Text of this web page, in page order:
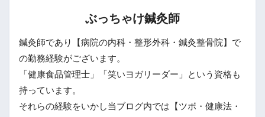
ぶっちゃけ鍼灸師
鍼灸師であり【病院の内科・整形外科・鍼灸整骨院】で
の勤務経験がございます。
「健康食品管理士」「笑いヨガリーダー」という資格も
持っています。
それらの経験をいかし当ブログ内では【ツボ・健康法・